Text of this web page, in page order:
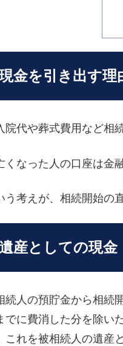
金を引き出す理
院代や葬式費用など相
くなった人の口座は金
う考えが、相続開始の
産としての現金
続人の預貯金から相続
でに費消した分を除い
これを被相続人の遺産